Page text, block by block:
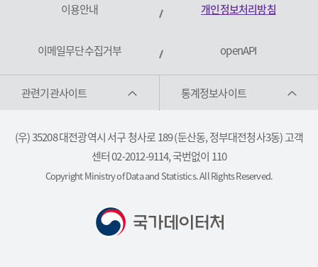
이용안내 개인정보처리방침
이메일무단수집거부 openAPI
관련기관사이트 통계정보사이트
(우) 35208 대전광역시 서구 청사로 189 (둔산동, 정부대전청사3동) 고객
센터 02-2012-9114, 국번없이 110
Copyright Ministry of Data and Statistics. All Rights Reserved.